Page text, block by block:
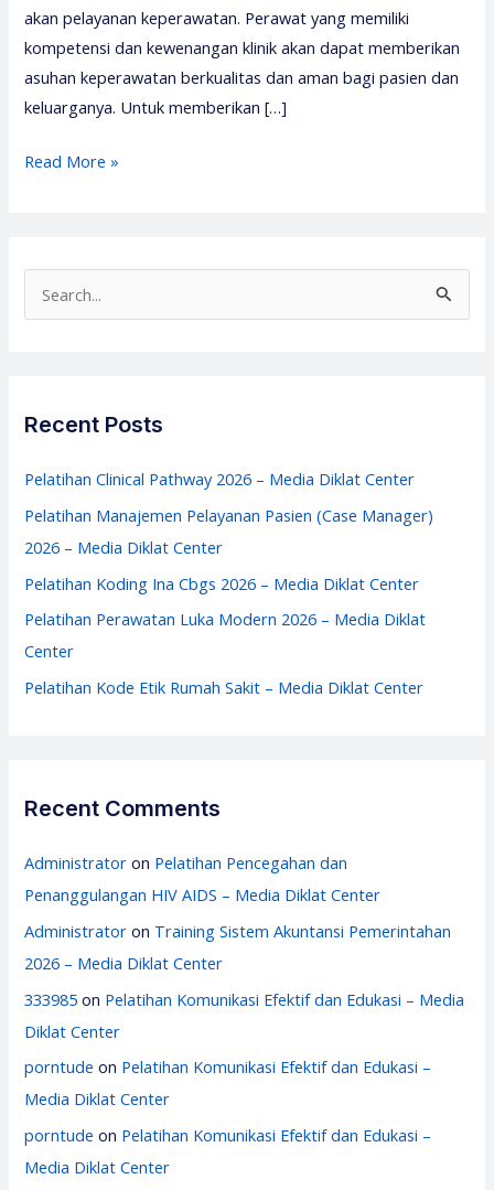
akan pelayanan keperawatan. Perawat yang memiliki
kompetensi dan kewenangan klinik akan dapat memberikan
asuhan keperawatan berkualitas dan aman bagi pasien dan
keluarganya. Untuk memberikan […]
Pelatihan
Read More »
e
c
f
o
r
Recent Posts
Pelatihan Clinical Pathway 2026 – Media Diklat Center
Pelatihan Manajemen Pelayanan Pasien (Case Manager)
2026 – Media Diklat Center
Pelatihan Koding Ina Cbgs 2026 – Media Diklat Center
Pelatihan Perawatan Luka Modern 2026 – Media Diklat
Center
Pelatihan Kode Etik Rumah Sakit – Media Diklat Center
Recent Comments
Administrator on Pelatihan Pencegahan dan
Penanggulangan HIV AIDS – Media Diklat Center
Administrator on Training Sistem Akuntansi Pemerintahan
2026 – Media Diklat Center
333985 on Pelatihan Komunikasi Efektif dan Edukasi – Media
Diklat Center
porntude on Pelatihan Komunikasi Efektif dan Edukasi –
Media Diklat Center
porntude on Pelatihan Komunikasi Efektif dan Edukasi –
Media Diklat Center